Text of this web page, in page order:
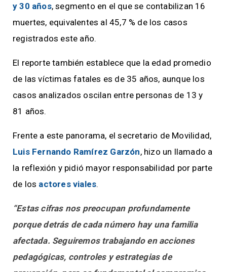
y 30 años, segmento en el que se contabilizan 16
muertes, equivalentes al 45,7 % de los casos
registrados este año.
El reporte también establece que la edad promedio
de las víctimas fatales es de 35 años, aunque los
casos analizados oscilan entre personas de 13 y
81 años.
Frente a este panorama, el secretario de Movilidad,
Luis Fernando Ramírez Garzón, hizo un llamado a
la reflexión y pidió mayor responsabilidad por parte
de los actores viales.
“Estas cifras nos preocupan profundamente
porque detrás de cada número hay una familia
afectada. Seguiremos trabajando en acciones
pedagógicas, controles y estrategias de